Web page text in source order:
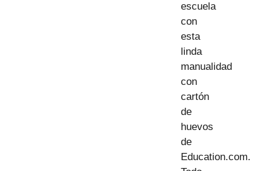
escuela
con
esta
linda
manualidad
con
cartón
de
huevos
de
Education.com.